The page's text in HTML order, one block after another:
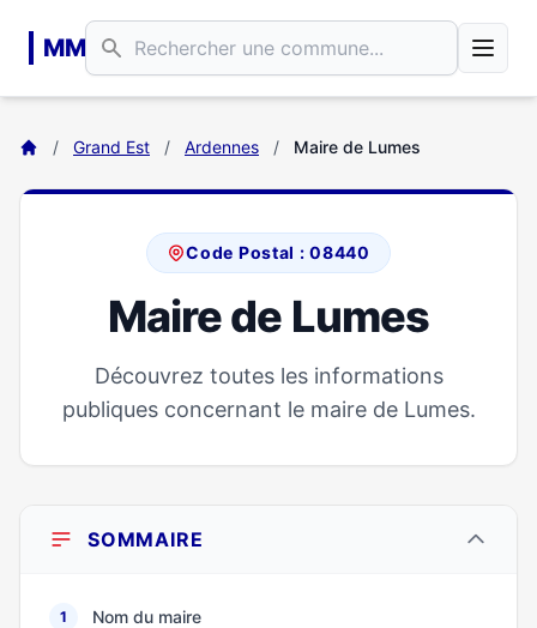
MM
/ Grand Est / Ardennes / Maire de Lumes
Code Postal : 08440
Maire de Lumes
Découvrez toutes les informations
publiques concernant le maire de Lumes.
SOMMAIRE
1 Nom du maire